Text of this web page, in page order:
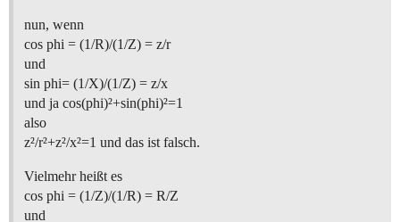
nun, wenn
cos phi = (1/R)/(1/Z) = z/r
und
sin phi= (1/X)/(1/Z) = z/x
und ja cos(phi)²+sin(phi)²=1
also
z²/r²+z²/x²=1 und das ist falsch.
Vielmehr heißt es
cos phi = (1/Z)/(1/R) = R/Z
und